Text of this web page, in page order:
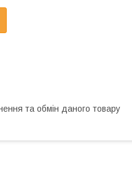
та обмін даного товару